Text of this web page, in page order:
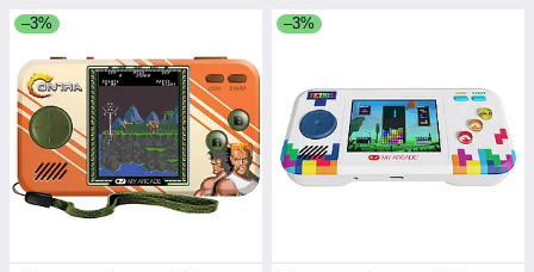
–3% –3%